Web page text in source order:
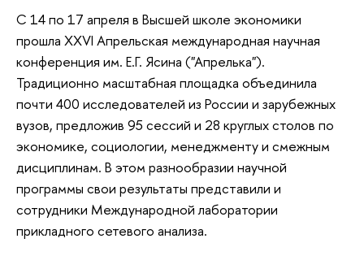
С 14 по 17 апреля в Высшей школе экономики
прошла XXVI Апрельская международная научная
конференция им. Е.Г. Ясина ("Апрелька").
Традиционно масштабная площадка объединила
почти 400 исследователей из России и зарубежных
вузов, предложив 95 сессий и 28 круглых столов по
экономике, социологии, менеджменту и смежным
дисциплинам. В этом разнообразии научной
программы свои результаты представили и
сотрудники Международной лаборатории
прикладного сетевого анализа.